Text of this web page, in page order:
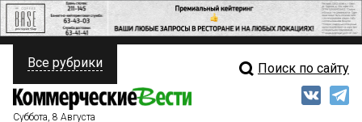
ПОЛИТИКА
ФИНАНСЫ
Свежий выпуск
Все рубрики Поиск по сайту
Суббота, 8 Августа